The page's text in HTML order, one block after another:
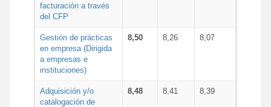
facturación a través
del CFP
Gestión de prácticas
en empresa (Dirigida
a empresas e
instituciones)
8,50 8,26 8,07
Adquisición y/o
catalogación de
8,48 8,41 8,39